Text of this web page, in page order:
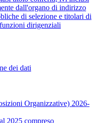
dall'organo di indirizzo
di selezione e titolari di
dirigenziali
dei dati
Organizzative) 2026-
2025 compreso